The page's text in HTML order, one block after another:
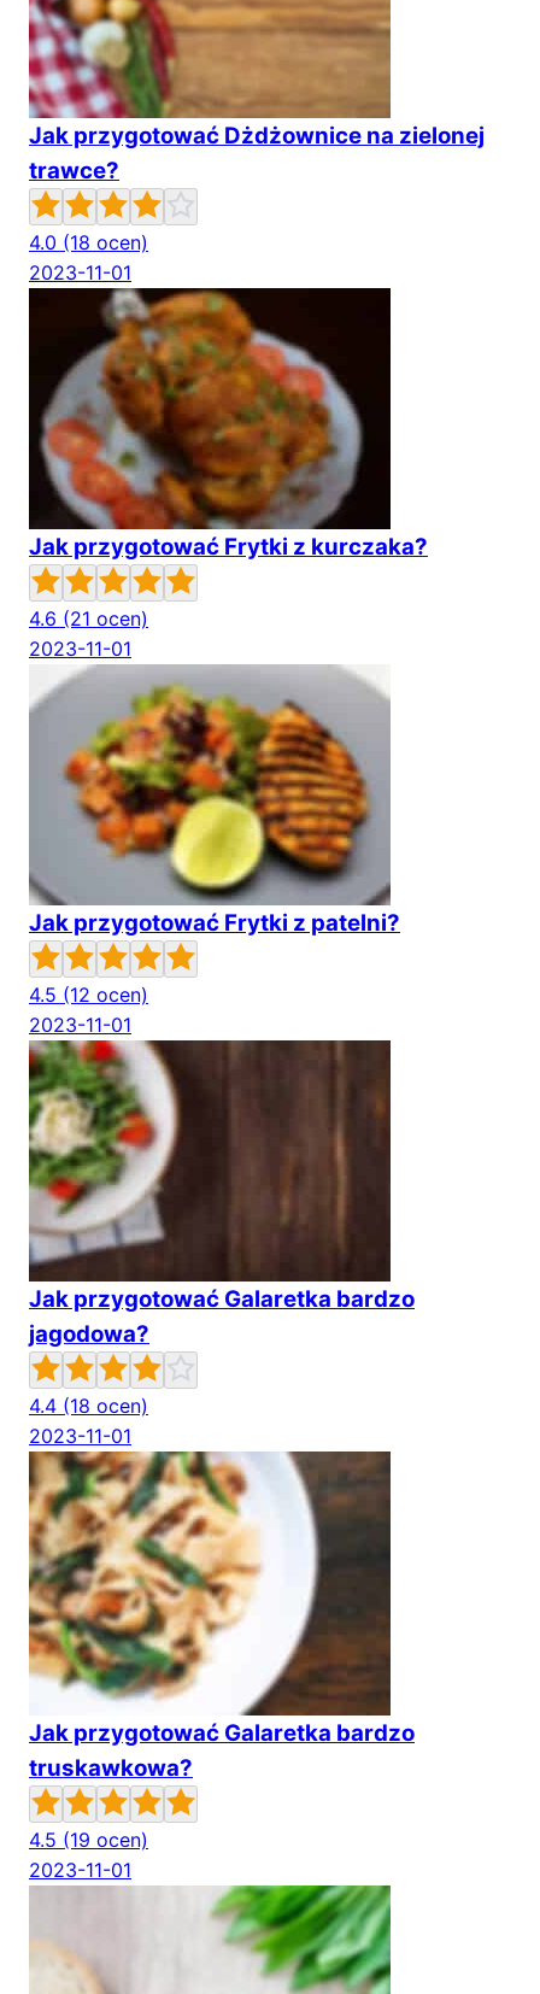
Jak przygotować Dżdżownice na zielonej
trawce?
4.0 (18 ocen)
2023-11-01
Jak przygotować Frytki z kurczaka?
4.6 (21 ocen)
2023-11-01
Jak przygotować Frytki z patelni?
4.5 (12 ocen)
2023-11-01
Jak przygotować Galaretka bardzo
jagodowa?
4.4 (18 ocen)
2023-11-01
Jak przygotować Galaretka bardzo
truskawkowa?
4.5 (19 ocen)
2023-11-01